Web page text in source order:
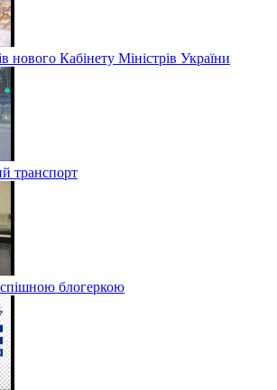
нового Кабінету Міністрів України
транспорт
блогеркою